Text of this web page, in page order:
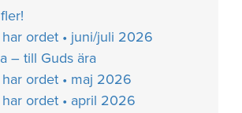
ordet • juni/juli 2026
– till Guds ära
ordet • maj 2026
ordet • april 2026